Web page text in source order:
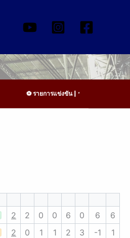
รายการแข่งขัน | รอระบุวันแข่งขัน |
2 2 0 0 6 0 6
6
2 0 1 1 2 3 -1
1